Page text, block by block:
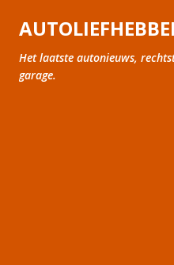
Doorgaan
Het laatste autonieuws,
garage.